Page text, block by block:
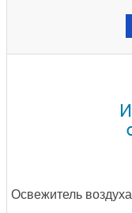
Освежитель